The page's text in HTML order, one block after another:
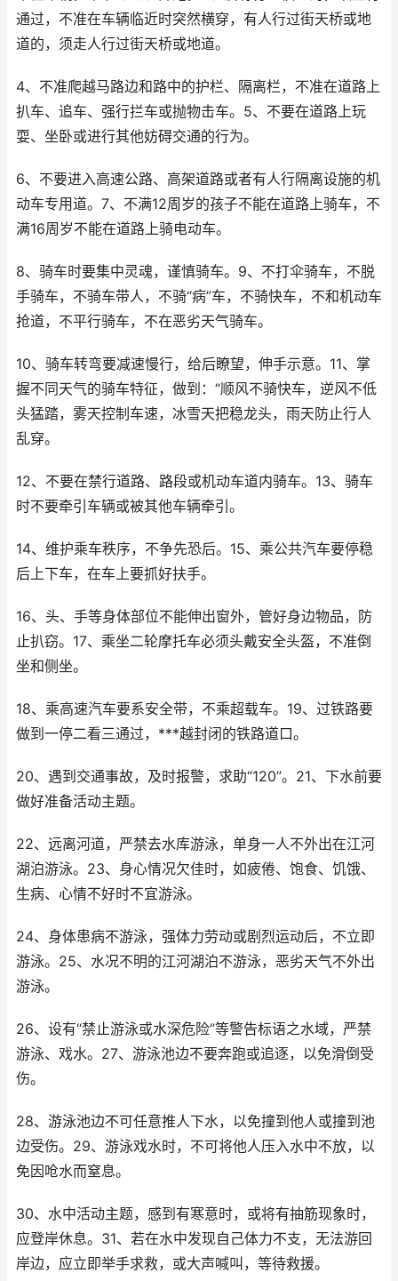
通过，不准在车辆临近时突然横穿，有人行过街天桥或地
道的，须走人行过街天桥或地道。
4、不准爬越马路边和路中的护栏、隔离栏，不准在道路上
扒车、追车、强行拦车或抛物击车。5、不要在道路上玩
耍、坐卧或进行其他妨碍交通的行为。
6、不要进入高速公路、高架道路或者有人行隔离设施的机
动车专用道。7、不满12周岁的孩子不能在道路上骑车，不
满16周岁不能在道路上骑电动车。
8、骑车时要集中灵魂，谨慎骑车。9、不打伞骑车，不脱
手骑车，不骑车带人，不骑“病”车，不骑快车，不和机动车
抢道，不平行骑车，不在恶劣天气骑车。
10、骑车转弯要减速慢行，给后瞭望，伸手示意。11、掌
握不同天气的骑车特征，做到：“顺风不骑快车，逆风不低
头猛踏，雾天控制车速，冰雪天把稳龙头，雨天防止行人
乱穿。
12、不要在禁行道路、路段或机动车道内骑车。13、骑车
时不要牵引车辆或被其他车辆牵引。
14、维护乘车秩序，不争先恐后。15、乘公共汽车要停稳
后上下车，在车上要抓好扶手。
16、头、手等身体部位不能伸出窗外，管好身边物品，防
止扒窃。17、乘坐二轮摩托车必须头戴安全头盔，不准倒
坐和侧坐。
18、乘高速汽车要系安全带，不乘超载车。19、过铁路要
做到一停二看三通过，***越封闭的铁路道口。
20、遇到交通事故，及时报警，求助“120”。21、下水前要
做好准备活动主题。
22、远离河道，严禁去水库游泳，单身一人不外出在江河
湖泊游泳。23、身心情况欠佳时，如疲倦、饱食、饥饿、
生病、心情不好时不宜游泳。
24、身体患病不游泳，强体力劳动或剧烈运动后，不立即
游泳。25、水况不明的江河湖泊不游泳，恶劣天气不外出
游泳。
26、设有“禁止游泳或水深危险”等警告标语之水域，严禁
游泳、戏水。27、游泳池边不要奔跑或追逐，以免滑倒受
伤。
28、游泳池边不可任意推人下水，以免撞到他人或撞到池
边受伤。29、游泳戏水时，不可将他人压入水中不放，以
免因呛水而窒息。
30、水中活动主题，感到有寒意时，或将有抽筋现象时，
应登岸休息。31、若在水中发现自己体力不支，无法游回
岸边，应立即举手求救，或大声喊叫，等待救援。